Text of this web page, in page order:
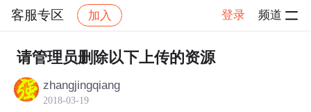
客服专区 加入 登录 频道
社区 客服专区 帖子详情
请管理员删除以下上传的资源
zhangjingqiang
2018-03-19